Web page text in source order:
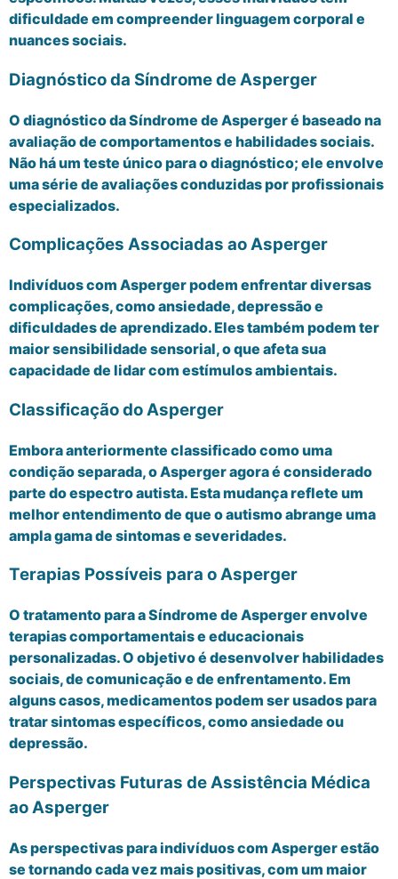
dificuldade em compreender linguagem corporal e
nuances sociais.
Diagnóstico da Síndrome de Asperger
O diagnóstico da Síndrome de Asperger é baseado na
avaliação de comportamentos e habilidades sociais.
Não há um teste único para o diagnóstico; ele envolve
uma série de avaliações conduzidas por profissionais
especializados.
Complicações Associadas ao Asperger
Indivíduos com Asperger podem enfrentar diversas
complicações, como ansiedade, depressão e
dificuldades de aprendizado. Eles também podem ter
maior sensibilidade sensorial, o que afeta sua
capacidade de lidar com estímulos ambientais.
Classificação do Asperger
Embora anteriormente classificado como uma
condição separada, o Asperger agora é considerado
parte do espectro autista. Esta mudança reflete um
melhor entendimento de que o autismo abrange uma
ampla gama de sintomas e severidades.
Terapias Possíveis para o Asperger
O tratamento para a Síndrome de Asperger envolve
terapias comportamentais e educacionais
personalizadas. O objetivo é desenvolver habilidades
sociais, de comunicação e de enfrentamento. Em
alguns casos, medicamentos podem ser usados para
tratar sintomas específicos, como ansiedade ou
depressão.
Perspectivas Futuras de Assistência Médica
ao Asperger
As perspectivas para indivíduos com Asperger estão
se tornando cada vez mais positivas, com um maior